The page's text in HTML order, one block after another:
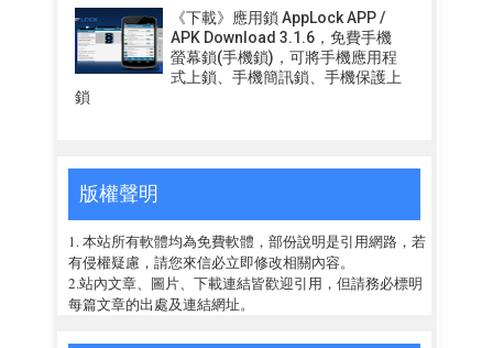
《下載》應用鎖 AppLock APP /
APK Download 3.1.6，免費手機
螢幕鎖(手機鎖)，可將手機應用程
式上鎖、手機簡訊鎖、手機保護上
鎖
版權聲明
1. 本站所有軟體均為免費軟體，部份說明是引用網路，若
有侵權疑慮，請您來信必立即修改相關內容。
2.站內文章、圖片、下載連結皆歡迎引用，但請務必標明
每篇文章的出處及連結網址。